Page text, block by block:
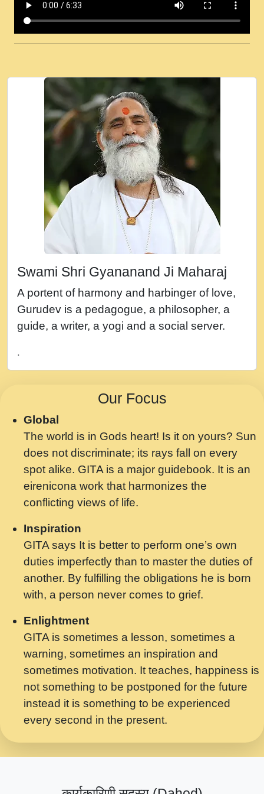
कई पकड क मर हथ र मह वदवन पहच दय! मह जन
Ki - Krishna Bhajan - New Bhajan 2020
#Ishwar Bhakti.mp3
जब से गीता ज्ञान पाया मैं बड़ी मस्ती में हूँ । 2018 -
Rishikesh - Ratan Ji Rasik.mp3
तन हल दल द सनव मड उतत सर रख क, नल रव त
गल लग जव त सर उतत हथ रख द!.mp3
तू कर प्रीतम से प्रीत, यूहीं दिन बीतते जाते हैं ।
2018 - Rishikesh - Swami Gyananand Ji
Maharaj.mp3
न म गवद गपल गद फर, पयर महन न रझद फर! shri
नह भरस रह लडडल... अपन खट करम क !!!! मह दद
सहर चरण क .....mp3
बगड नसब कसन सवर तर बगर Shri ravinandan
shastri ji maharaj.mp3
Chahe Ram Ho Chahe Shyam Ho.mp3
मझ अपन जवन बनन न आय, रठ हर क मनन न आय
Shri ravinandan shastri ji maharaj.mp3
मन अशांत मंत्र जाप - गीता प्रेरणा -Swami
Gyananand Ji Maharaj.mp3
मन बध लय परम वल कगन Special Shyam
Saawariya.mp3
मर गनय न अपरध लडडल शर रध.... Shri
ravinandan shastri ji maharaj.mp3
मेरे मन हरी का ध्यान लगा - भजन भाव - 2018 -
Rishikesh - Swami Gyananand Ji
Maharaj.mp3
यह हसरत तलब ह नकज कमर Yahi Hasraten
Talab Hai Bhav Pravah #bhajan.mp3
लडल ज बल ल क ज न लग Sadhvi Purnima Ji
7.9.2021 जवल नगर दलल #बसर.mp3
सख भ मझ पयर ह दख भ मझ पयर ह!छड म कस दत
सपरहट भजन 2021 - तर अखय ह जद भर बहर ज म
Swami Shri Gyananand Ji Maharaj
A portent of harmony and harbinger of love,
Gurudev is a pedagogue, a philosopher, a
guide, a writer, a yogi and a social server.
.
Our Focus
Global
The world is in Gods heart! Is it on yours? Sun
does not discriminate; its rays fall on every
spot alike. GITA is a major guidebook. It is an
eirenicona work that harmonizes the
conflicting views of life.
Inspiration
GITA says It is better to perform one’s own
duties imperfectly than to master the duties of
another. By fulfilling the obligations he is born
with, a person never comes to grief.
Enlightment
GITA is sometimes a lesson, sometimes a
warning, sometimes an inspiration and
sometimes motivation. It teaches, happiness is
not something to be postponed for the future
instead it is something to be experienced
every second in the present.